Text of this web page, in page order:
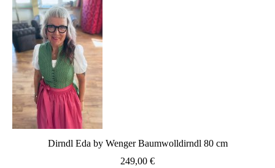
Dirndl Eda by Wenger Baumwolldirndl 80 cm
249,00 €